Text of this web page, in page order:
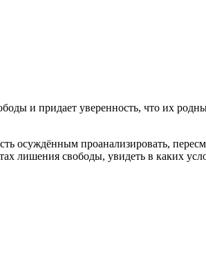
и придает уверенность, что их
проанализировать,
лишения свободы, увидеть в каких